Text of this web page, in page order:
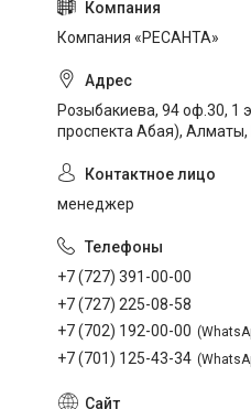
Компания «РЕСАНТА»
Розыбакиева, 94 оф.30, 1
проспекта Абая), Алматы,
менеджер
+7 (727) 391-00-00
+7 (727) 225-08-58
+7 (702) 192-00-00
+7 (701) 125-43-34